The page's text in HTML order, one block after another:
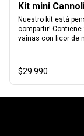
Kit mini
Nuestro kit está
compartir!
vainas con licor de
pistacho, piel de
marrasquino,
crema de pistacho.
$29.990